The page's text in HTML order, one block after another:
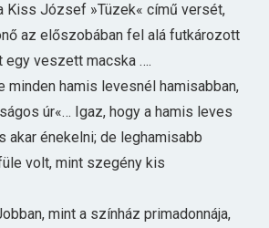
Kiss József »Tüzek« című versét,
az előszobában fel alá futkározott
egy veszett macska ….
minden hamis levesnél hamisabban,
úr«… Igaz, hogy a hamis leves
akar énekelni; de leghamisabb
volt, mint szegény kis
mint a színház primadonnája,